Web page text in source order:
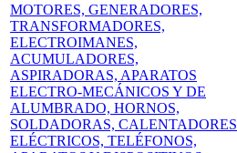
MOTORES, GENERADORES,
TRANSFORMADORES,
ELECTROIMANES,
ACUMULADORES,
ASPIRADORAS, APARATOS
ELECTRO-MECÁNICOS Y DE
ALUMBRADO, HORNOS,
SOLDADORAS, CALENTADORES
ELÉCTRICOS, TELÉFONOS,